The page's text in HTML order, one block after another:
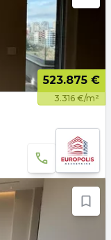
523.875 €
3.316 €/m²